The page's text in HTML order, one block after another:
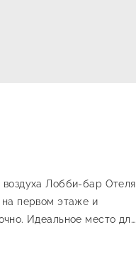
Лобби-бар Отеля
первом этаже и
Идеальное место для